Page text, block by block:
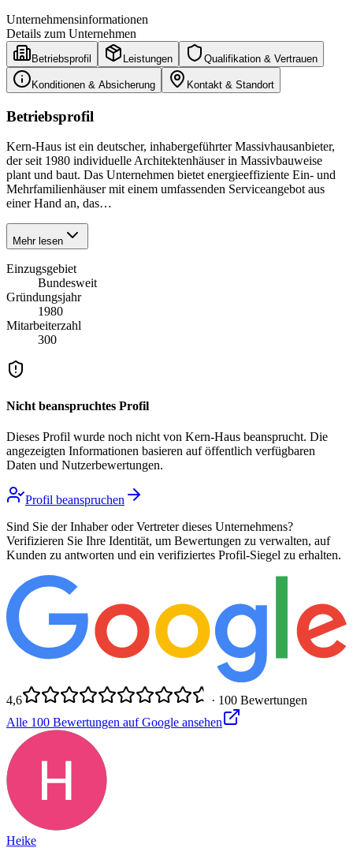
Unternehmensinformationen
Details zum Unternehmen
Betriebsprofil Leistungen Qualifikation & Vertrauen
Konditionen & Absicherung Kontakt & Standort
Betriebsprofil
Kern-Haus ist ein deutscher, inhabergeführter Massivhausanbieter,
der seit 1980 individuelle Architektenhäuser in Massivbauweise
plant und baut. Das Unternehmen bietet energieeffiziente Ein- und
Mehrfamilienhäuser mit einem umfassenden Serviceangebot aus
einer Hand an, das…
Mehr lesen
Einzugsgebiet
Bundesweit
Gründungsjahr
1980
Mitarbeiterzahl
300
Nicht beanspruchtes Profil
Dieses Profil wurde noch nicht von Kern-Haus beansprucht. Die
angezeigten Informationen basieren auf öffentlich verfügbaren
Daten und Nutzerbewertungen.
Profil beanspruchen
Sind Sie der Inhaber oder Vertreter dieses Unternehmens?
Verifizieren Sie Ihre Identität, um Bewertungen zu verwalten, auf
Kunden zu antworten und ein verifiziertes Profil-Siegel zu erhalten.
4,6 · 100 Bewertungen
Alle 100 Bewertungen auf Google ansehen
Heike